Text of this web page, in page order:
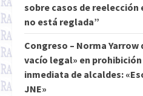
sobre casos de reelección
no está reglada”
Congreso – Norma Yarrow
vacío legal» en
inmediata de alcaldes:
JNE»